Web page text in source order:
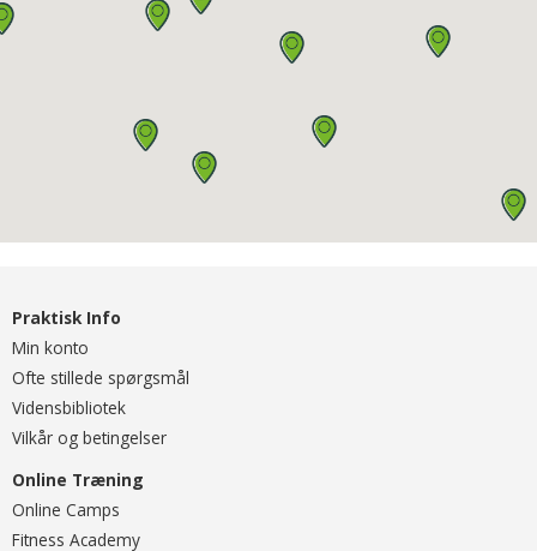
Praktisk Info
Min konto
Ofte stillede spørgsmål
Vidensbibliotek
Vilkår og betingelser
Online Træning
Online Camps
Fitness Academy